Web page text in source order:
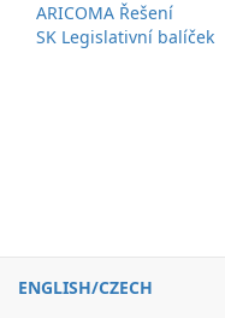
ARICOMA Řešení
SK Legislativní balíček
ENGLISH/CZECH